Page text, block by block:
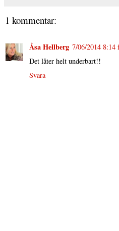
1 kommentar:
Åsa Hellberg 7/06/2014 8:14
Det låter helt underbart!!
Svara